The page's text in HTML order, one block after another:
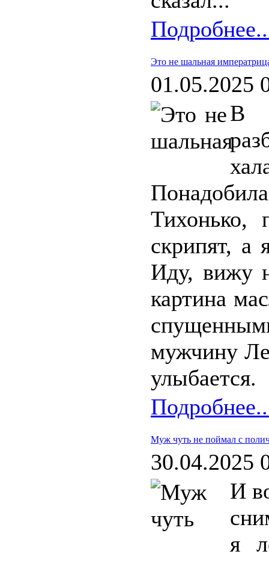
Это не шальная
01.05.2025
В
Тихонько,
скрипят, а
Иду, вижу
картина
мужчину
улыбается.
Муж чуть не поймал с
30.04.2025
И
я